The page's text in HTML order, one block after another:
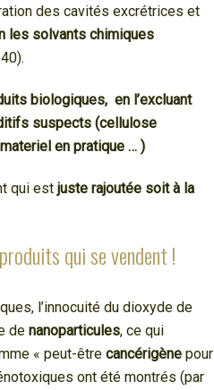
des cavités excrétrices et
les solvants chimiques
biologiques, en l’excluant
suspects (cellulose
en pratique … )
qui est juste rajoutée soit à la
qui se vendent !
l’innocuité du dioxyde de
de nanoparticules, ce qui
« peut-être cancérigène pour
ont été montrés (par